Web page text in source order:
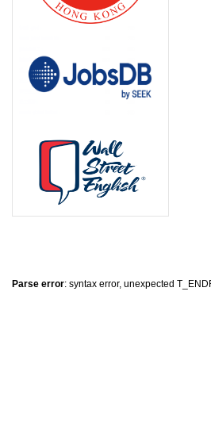
Parse error: syntax error, unexpected